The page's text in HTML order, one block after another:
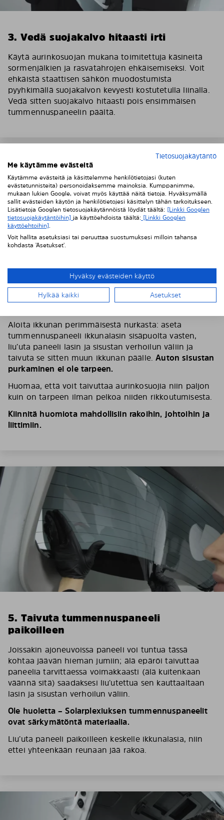
3. Vedä suojakalvo hitaasti irti
Käytä aurinkosuojan mukana toimitettuja käsineitä
sormenjälkien ja rasvatahrojen ehkäisemiseksi. Voit
ehkäistä staattisen sähkön muodostumista
pyyhkimällä suojakalvon kevyesti kostutetulla liinalla.
Vedä sitten suojakalvo hitaasti pois ensimmäisen
tummennuspaneelin päältä.
4. Aloita tummennuspaneelin asennus
Aloita ikkunan perimmäisestä nurkasta: aseta
tummennuspaneeli ikkunalasin sisäpuolta vasten,
liu’uta paneeli lasin ja sisustan verhoilun väliin ja
taivuta se sitten muun ikkunan päälle.Auton sisustan
purkaminen ei ole tarpeen.
Huomaa, että voit taivuttaa aurinkosuojia niin paljon
kuin on tarpeen ilman pelkoa niiden rikkoutumisesta.
Kiinnitä huomiota mahdollisiin rakoihin, johtoihin ja
liittimiin.
5. Taivuta tummennuspaneeli
paikoilleen
Joissakin ajoneuvoissa paneeli voi tuntua tässä
kohtaa jäävän hieman jumiin; älä epäröi taivuttaa
paneelia tarvittaessa voimakkaasti (älä kuitenkaan
väännä sitä) saadaksesi liu’utettua sen kauttaaltaan
lasin ja sisustan verhoilun väliin.
Ole huoletta – Solarplexiuksen tummennuspaneelit
ovat särkymätöntä materiaalia.
Liu’uta paneeli paikoilleen keskelle ikkunalasia, niin
ettei yhteenkään reunaan jää rakoa.
Tietosuojakäytäntö
Me käytämme evästeitä
Käytämme evästeitä ja käsittelemme henkilötietojasi (kuten
evästetunnisteita) personoidaksemme mainoksia. Kumppanimme,
mukaan lukien Google, voivat myös käyttää näitä tietoja. Hyväksymällä
sallit evästeiden käytön ja henkilötietojesi käsittelyn tähän tarkoitukseen.
Lisätietoja Googlen tietosuojakäytännöistä löydät täältä: [Linkki Googlen
tietosuojakäytäntöihin] ja käyttöehdoista täältä: [Linkki Googlen
käyttöehtoihin].
Voit hallita asetuksiasi tai peruuttaa suostumuksesi milloin tahansa
kohdasta 'Asetukset'.
Hyväksy evästeiden käyttö
Hylkää kaikki Asetukset